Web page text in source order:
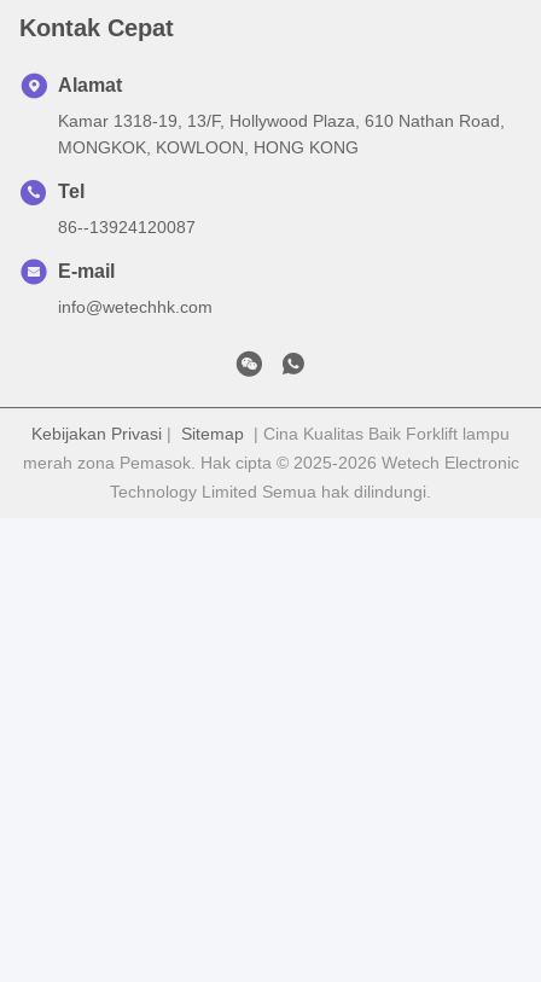
Kontak Cepat
Alamat
Kamar 1318-19, 13/F, Hollywood Plaza, 610 Nathan Road,
MONGKOK, KOWLOON, HONG KONG
Tel
86--13924120087
E-mail
info@wetechhk.com
Kebijakan Privasi | Sitemap | Cina Kualitas Baik Forklift lampu
merah zona Pemasok. Hak cipta © 2025-2026 Wetech Electronic
Technology Limited Semua hak dilindungi.